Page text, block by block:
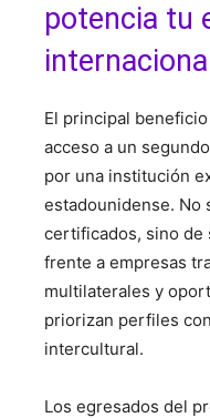
potencia tu
El principal
acceso a un
por una institución
estadounidense. No
certificados, sino de
frente a empresas
multilaterales y
priorizan perfiles
intercultural.
Los egresados del